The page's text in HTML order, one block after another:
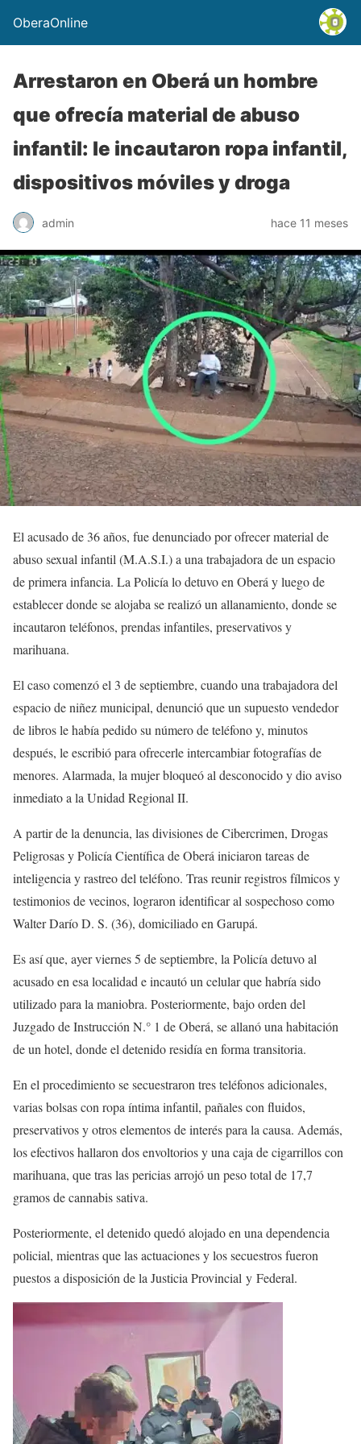
OberaOnline
Arrestaron en Oberá un hombre
que ofrecía material de abuso
infantil: le incautaron ropa infantil,
dispositivos móviles y droga
admin hace 11 meses
El acusado de 36 años, fue denunciado por ofrecer material de
abuso sexual infantil (M.A.S.I.) a una trabajadora de un espacio
de primera infancia. La Policía lo detuvo en Oberá y luego de
establecer donde se alojaba se realizó un allanamiento, donde se
incautaron teléfonos, prendas infantiles, preservativos y
marihuana.
El caso comenzó el 3 de septiembre, cuando una trabajadora del
espacio de niñez municipal, denunció que un supuesto vendedor
de libros le había pedido su número de teléfono y, minutos
después, le escribió para ofrecerle intercambiar fotografías de
menores. Alarmada, la mujer bloqueó al desconocido y dio aviso
inmediato a la Unidad Regional II.
A partir de la denuncia, las divisiones de Cibercrimen, Drogas
Peligrosas y Policía Científica de Oberá iniciaron tareas de
inteligencia y rastreo del teléfono. Tras reunir registros fílmicos y
testimonios de vecinos, lograron identificar al sospechoso como
Walter Darío D. S. (36), domiciliado en Garupá.
Es así que, ayer viernes 5 de septiembre, la Policía detuvo al
acusado en esa localidad e incautó un celular que habría sido
utilizado para la maniobra. Posteriormente, bajo orden del
Juzgado de Instrucción N.° 1 de Oberá, se allanó una habitación
de un hotel, donde el detenido residía en forma transitoria.
En el procedimiento se secuestraron tres teléfonos adicionales,
varias bolsas con ropa íntima infantil, pañales con fluidos,
preservativos y otros elementos de interés para la causa. Además,
los efectivos hallaron dos envoltorios y una caja de cigarrillos con
marihuana, que tras las pericias arrojó un peso total de 17,7
gramos de cannabis sativa.
Posteriormente, el detenido quedó alojado en una dependencia
policial, mientras que las actuaciones y los secuestros fueron
puestos a disposición de la Justicia Provincial y Federal.